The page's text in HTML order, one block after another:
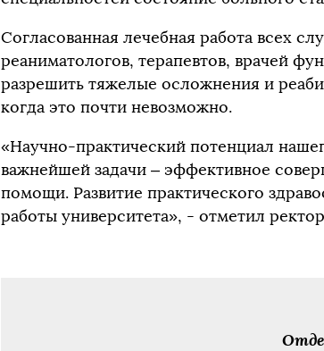
Согласованная лечебная работа всех
реаниматологов, терапевтов, врачей
разрешить тяжелые осложнения и
когда это почти невозможно.
«Научно-практический потенциал
важнейшей задачи – эффективное
помощи. Развитие практического
работы университета», - отметил